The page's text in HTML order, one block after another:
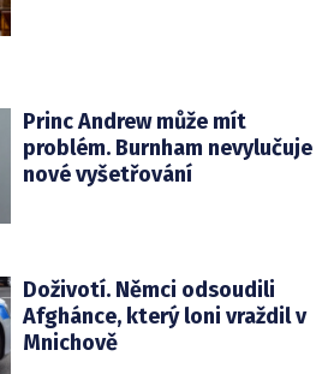
Princ Andrew může mít
problém. Burnham nevylučuje
nové vyšetřování
Doživotí. Němci odsoudili
Afghánce, který loni vraždil v
Mnichově